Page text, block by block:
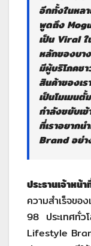
อีกทั้งในหล
พูดถึง
เป็น Viral
หลักของบา
มีผู้บริโภคช
สินค้าของเ
เป็นโมเมนตั้
กำลังขยับเข้
ที่เราอยาก
Brand อย่า
ประธานเจ้าหน้
ความสำเร็จขอ
98 ประเทศทั่ว
Lifestyle